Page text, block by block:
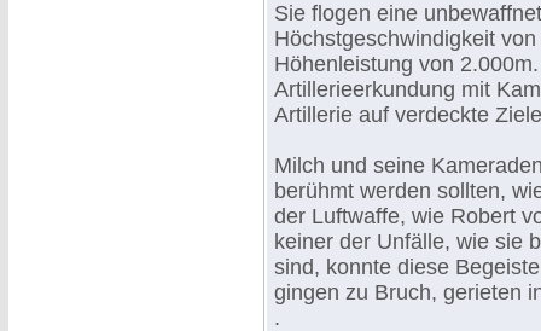
Sie flogen eine
Höchstgeschwindigkeit
Höhenleistung von
Artillerieerkundung mit
Artillerie auf verdeckte
Milch und seine
berühmt werden sollten,
der Luftwaffe, wie Robert
keiner der Unfälle, wie sie
sind, konnte diese
gingen zu Bruch, gerieten
.